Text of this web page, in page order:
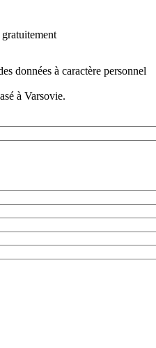
données à caractère personnel
à Varsovie.